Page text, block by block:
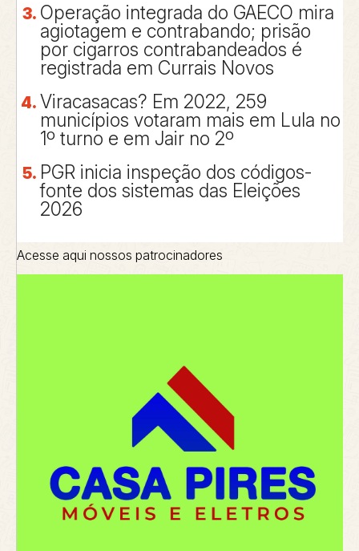
Operação integrada do GAECO mira
agiotagem e contrabando; prisão
por cigarros contrabandeados é
registrada em Currais Novos
Viracasacas? Em 2022, 259
municípios votaram mais em Lula no
1º turno e em Jair no 2º
PGR inicia inspeção dos códigos-
fonte dos sistemas das Eleições
2026
Acesse aqui nossos patrocinadores